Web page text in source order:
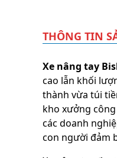
THÔNG TIN
Xe nâng tay
cao lẫn khối
thành vừa túi
kho xưởng
các doanh
con người đảm